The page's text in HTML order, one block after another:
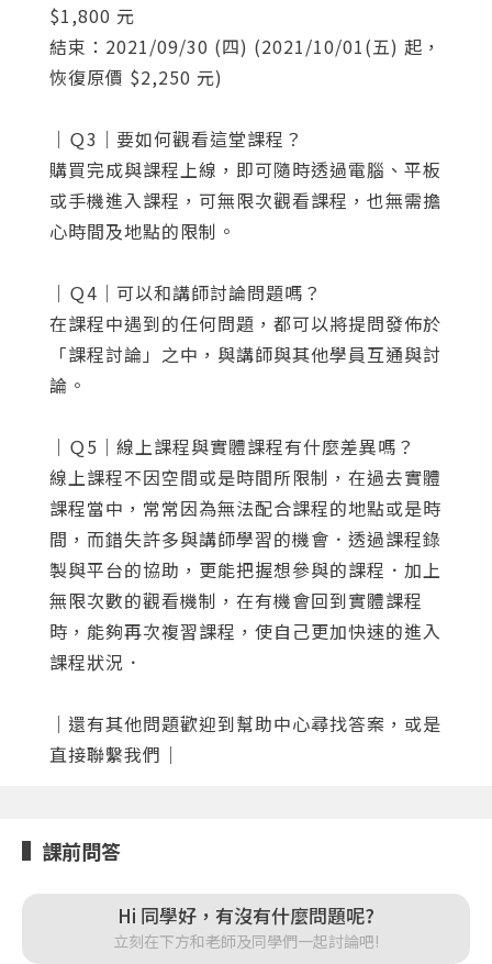
登入
忘記密碼 註冊
按下註冊即代表你同意我們的使用者條款 與隱私權政
策。
您將收到一封Email，請依照信件中的指示重新登
重設密碼
系統偵測到您的帳號重複登入，
確定
取消
底層繪製
加強立體感
加強細節
$1,800 元
結束：2021/09/30 (四) (2021/10/01(五) 起，
恢復原價 $2,250 元)
｜Ｑ3｜要如何觀看這堂課程？
購買完成與課程上線，即可隨時透過電腦、平板
或手機進入課程，可無限次觀看課程，也無需擔
心時間及地點的限制。
｜Ｑ4｜可以和講師討論問題嗎？
在課程中遇到的任何問題，都可以將提問發佈於
「課程討論」之中，與講師與其他學員互通與討
論。
｜Ｑ5｜線上課程與實體課程有什麼差異嗎？
線上課程不因空間或是時間所限制，在過去實體
課程當中，常常因為無法配合課程的地點或是時
間，而錯失許多與講師學習的機會．透過課程錄
製與平台的協助，更能把握想參與的課程．加上
無限次數的觀看機制，在有機會回到實體課程
時，能夠再次複習課程，使自己更加快速的進入
課程狀況．
｜還有其他問題歡迎到幫助中心尋找答案，或是
直接聯繫我們 ｜
課前問答
Hi 同學好，有沒有什麼問題呢?
立刻在下方和老師及同學們一起討論吧!